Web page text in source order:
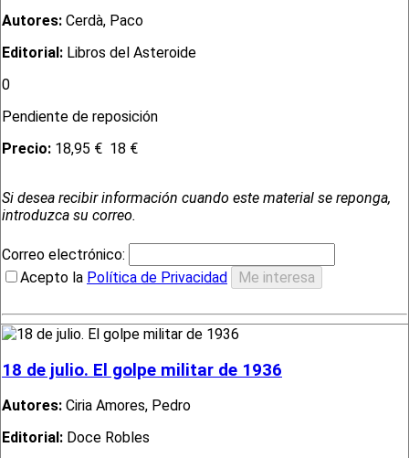
Autores: Cerdà, Paco
Editorial: Libros del Asteroide
0
Pendiente de reposición
Precio: 18,95 € 18 €
Si desea recibir información cuando este material se reponga,
introduzca su correo.
Correo electrónico:
Acepto la Política de Privacidad
18 de julio. El golpe militar de 1936
Autores: Ciria Amores, Pedro
Editorial: Doce Robles